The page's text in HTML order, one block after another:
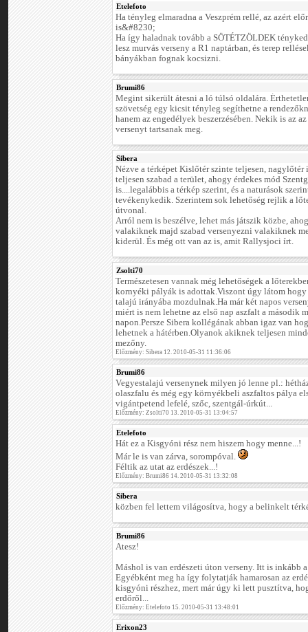
Etelefoto
Ha tényleg elmaradna a Veszprém rellé, az azért
is&#8230;
Ha így haladnak tovább a SÖTÉTZÖLDEK
lesz murvás verseny a R1 naptárban, és terep
bányákban fognak kocsizni.
Brumi86
Megint sikerült átesni a ló túlsó oldalára.
szövetség egy kicsit tényleg segíthetne a
hanem az engedélyek beszerzésében. Nekik is az
versenyt tartsanak meg.
Sibera
Nézve a térképet Kislőtér szinte teljesen, nagylőtér
teljesen szabad a terület, ahogy érdekes mód
is....legalábbis a térkép szerint, és a naturások
tevékenykedik. Szerintem sok lehetőség rejlik a
útvonal.
Arról nem is beszélve, lehet más játszik közbe,
valakiknek majd szabad versenyezni valakiknek
kiderül. És még ott van az is, amit Rallysjoci írt.
Zsolti70
Természetesen vannak még lehetőségek a
kornyéki pályák is adottak.Viszont úgy látom hogy
talajú irányába mozdulnak.Ha már két napos
miért is nem lehetne az első nap aszfalt a második
napon.Persze Sibera kollégának abban igaz van
lehetnek a hátérben.Olyanok akiknek teljesen
mezőny.
Előzmény: Sibera 12. 2010-05-31 11:36:06
Brumi86
Vegyestalajú versenynek milyen jó lenne pl.:
olaszfalu és még egy környékbeli aszfaltos pálya
vigántpetend lefelé, szőc, szentgál-úrkút...
Előzmény: Zsolti70 13. 2010-05-31 13:04:57
Etelefoto
Hát ez a Kisgyóni rész nem hiszem hogy menne...!
Már le is van zárva, sorompóval.
Féltik az utat az erdészek...!
Előzmény: Brumi86 14. 2010-05-31 13:32:08
Sibera
közben fel lettem világosítva, hogy a belinkelt
Brumi86
Atesz!
Máshol is van erdészeti úton verseny. Itt is inkább
Egyébként meg ha így folytatják hamarosan az
kisgyóni részhez, mert már úgy ki lett pusztítva,
erdőről...
Előzmény: Etelefoto 15. 2010-05-31 13:48:01
Erixon23